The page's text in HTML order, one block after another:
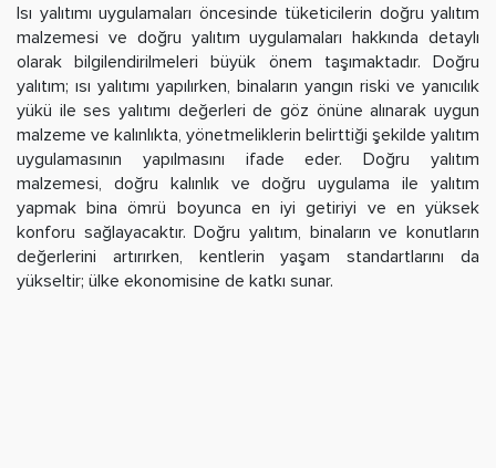
Isı yalıtımı uygulamaları öncesinde tüketicilerin doğru yalıtım
malzemesi ve doğru yalıtım uygulamaları hakkında detaylı
olarak bilgilendirilmeleri büyük önem taşımaktadır. Doğru
yalıtım; ısı yalıtımı yapılırken, binaların yangın riski ve yanıcılık
yükü ile ses yalıtımı değerleri de göz önüne alınarak uygun
malzeme ve kalınlıkta, yönetmeliklerin belirttiği şekilde yalıtım
uygulamasının yapılmasını ifade eder. Doğru yalıtım
malzemesi, doğru kalınlık ve doğru uygulama ile yalıtım
yapmak bina ömrü boyunca en iyi getiriyi ve en yüksek
konforu sağlayacaktır. Doğru yalıtım, binaların ve konutların
değerlerini artırırken, kentlerin yaşam standartlarını da
yükseltir; ülke ekonomisine de katkı sunar.